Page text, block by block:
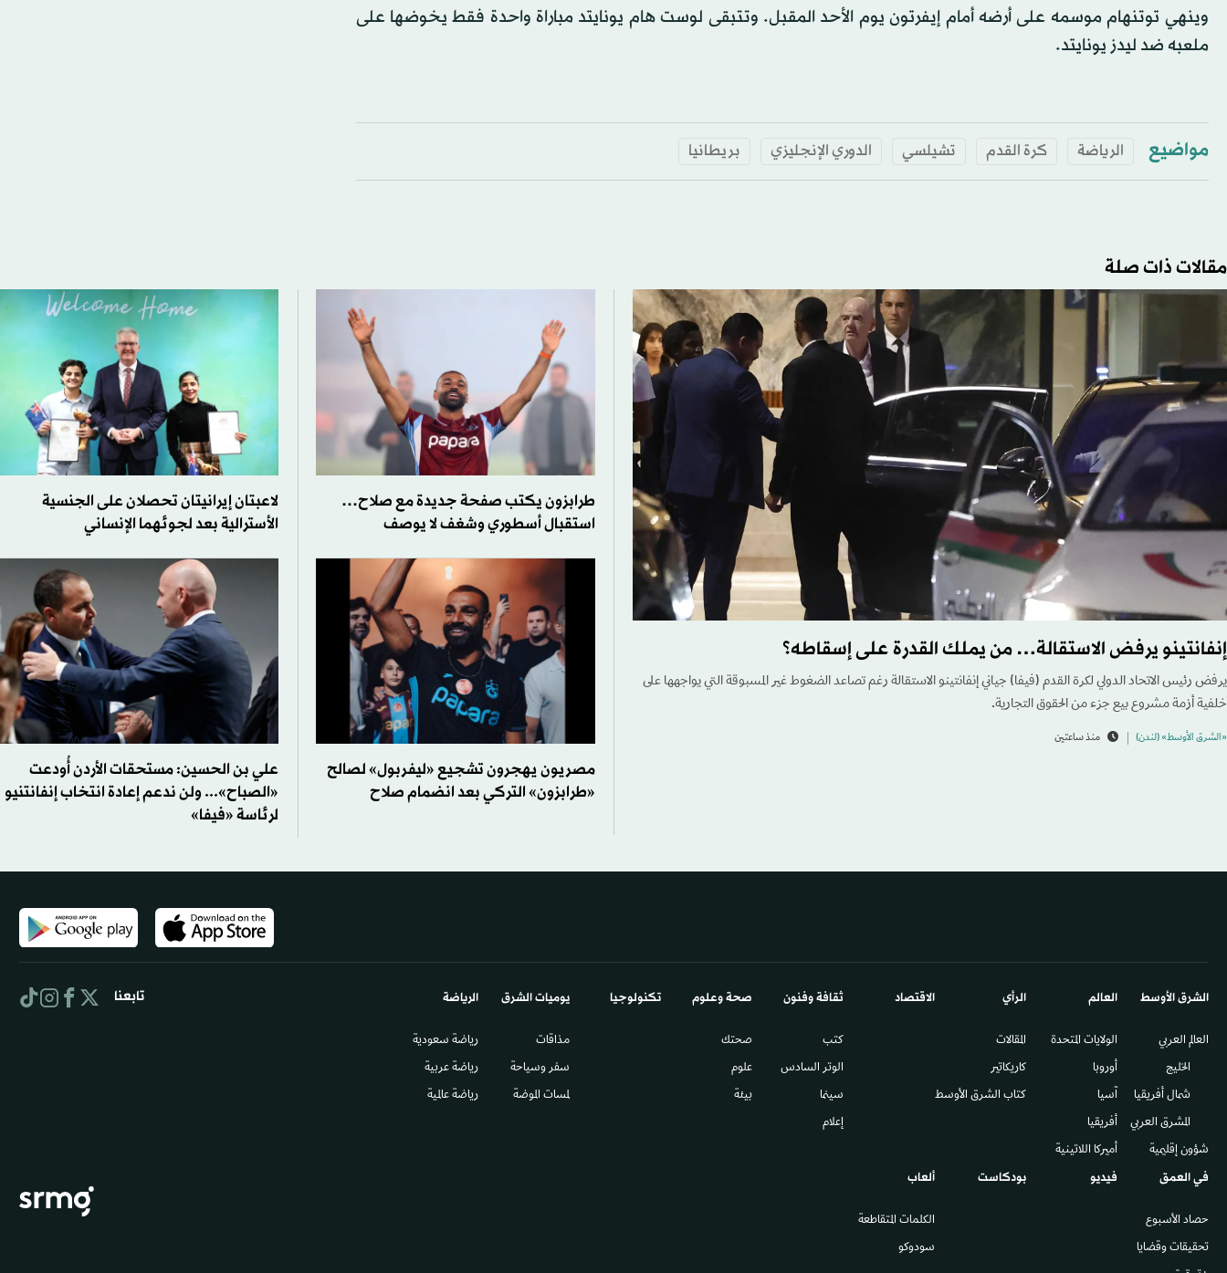
وينهي توتنهام موسمه على أرضه أمام إيفرتون يوم الأحد المقبل. وتتبقى لوست هام يونايتد مباراة واحدة فقط يخوضها على
ملعبه ضد ليدز يونايتد.
مواضيع الرياضة كرة القدم تشيلسي الدوري الإنجليزي بريطانيا
مقالات ذات صلة
إنفانتينو يرفض الاستقالة… من يملك القدرة على إسقاطه؟
يرفض رئيس الاتحاد الدولي لكرة القدم (فيفا) جياني إنفانتينو الاستقالة رغم تصاعد الضغوط غير المسبوقة التي يواجهها على
خلفية أزمة مشروع بيع جزء من الحقوق التجارية.
«الشرق الأوسط» (لندن) منذ ساعتين
طرابزون يكتب صفحة جديدة مع صلاح…
استقبال أسطوري وشغف لا يوصف
لاعبتان إيرانيتان تحصلان على الجنسية
الأسترالية بعد لجوئهما الإنساني
مصريون يهجرون تشجيع «ليفربول» لصالح
«طرابزون» التركي بعد انضمام صلاح
علي بن الحسين: مستحقات الأردن أُودعت
«الصباح»... ولن ندعم إعادة انتخاب إنفانتنيو
لرئاسة «فيفا»
الشرق الأوسط​
العالم العربي
الخليج
شمال أفريقيا
المشرق العربي
شؤون إقليمية
العالم
الولايات المتحدة
أوروبا
آسيا
أفريقيا
أميركا اللاتينية
الرأي
المقالات
كاريكاتير
كتاب الشرق الأوسط
الاقتصاد ثقافة وفنون
كتب
الوتر السادس​
سينما
إعلام
صحة وعلوم
صحتك
علوم
بيئة
تكنولوجيا يوميات الشرق​
مذاقات
سفر وسياحة
لمسات الموضة
الرياضة
رياضة سعودية
رياضة عربية
رياضة عالمية
في العمق
حصاد الأسبوع
تحقيقات وقضايا
فيديو بودكاست ألعاب
الكلمات المتقاطعة
سودوكو
تابعنا